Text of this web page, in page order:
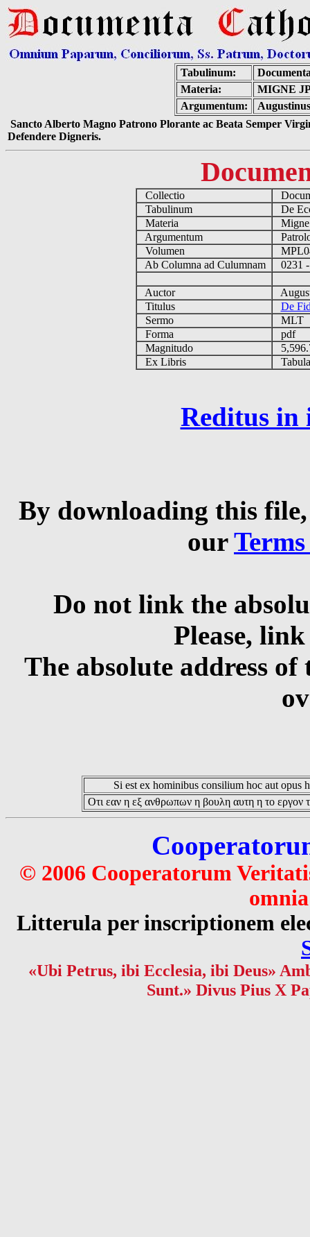
Tabulinum:
Materia:
MIGNE
Argumentum:
Sancto Alberto Magno Patrono Plorante ac Beata Semper
Defendere Digneris.
Collectio
Tabulinum
De
Materia
Argumentum
Volumen
Ab Columna ad Culumnam
0231
Auctor
Titulus
De
Sermo
MLT
Forma
pdf
Magnitudo
Ex Libris
Reditus in
By downloading this
our
Do not link the
Please,
The absolute address
Si est ex hominibus consilium hoc aut opus
Οτι εαν η εξ ανθρωπων η βουλη αυτη η το εργον
© 2006 Cooperatorum
Litterula per inscriptionem
«Ubi Petrus, ibi Ecclesia, ibi Deus»
Sunt.» Divus Pius X